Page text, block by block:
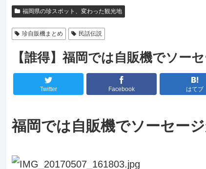
福岡県の珍スポット、変わった観光地
珍自販機まとめ 民話伝説
【誰得】福岡では自販機でソー
Twitter Facebook はてブ
福岡では自販機でソーセー